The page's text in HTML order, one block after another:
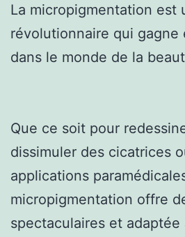
La micropigmentation est
révolutionnaire qui gagne
dans le monde de la
Que ce soit pour
dissimuler des cicatrices
applications
micropigmentation offre
spectaculaires et